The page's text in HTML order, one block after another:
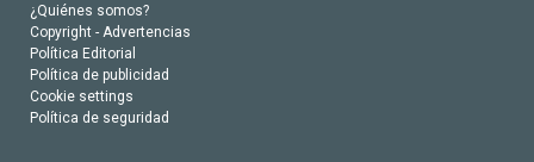
¿Quiénes somos?
Copyright - Advertencias
Política Editorial
Política de publicidad
Cookie settings
Política de seguridad